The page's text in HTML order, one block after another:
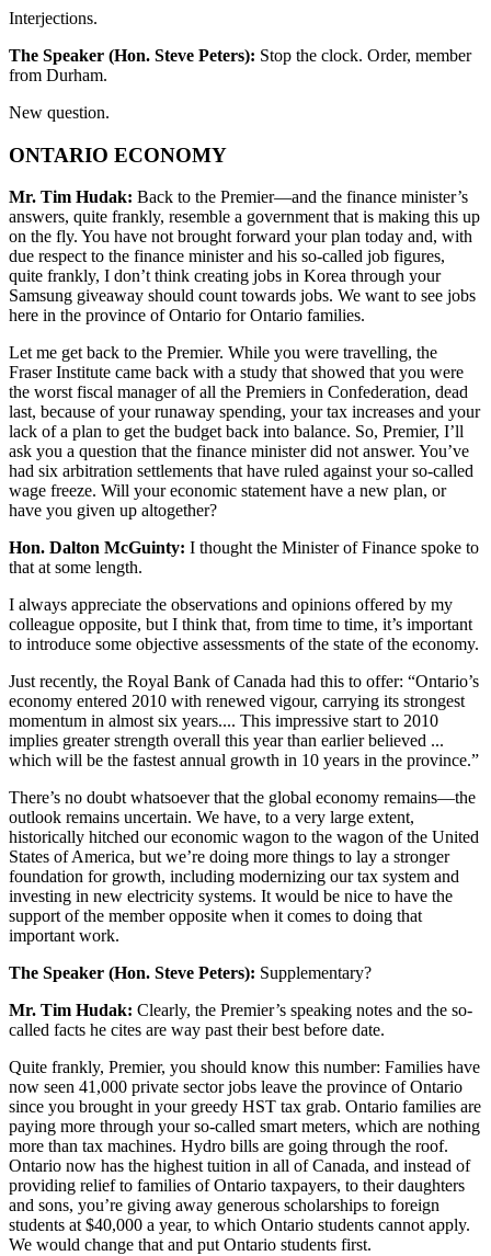
Interjections.
The Speaker (Hon. Steve Peters): Stop the clock. Order, member
from Durham.
New question.
ONTARIO ECONOMY
Mr. Tim Hudak: Back to the Premier—and the finance minister’s
answers, quite frankly, resemble a government that is making this up
on the fly. You have not brought forward your plan today and, with
due respect to the finance minister and his so-called job figures,
quite frankly, I don’t think creating jobs in Korea through your
Samsung giveaway should count towards jobs. We want to see jobs
here in the province of Ontario for Ontario families.
Let me get back to the Premier. While you were travelling, the
Fraser Institute came back with a study that showed that you were
the worst fiscal manager of all the Premiers in Confederation, dead
last, because of your runaway spending, your tax increases and your
lack of a plan to get the budget back into balance. So, Premier, I’ll
ask you a question that the finance minister did not answer. You’ve
had six arbitration settlements that have ruled against your so-called
wage freeze. Will your economic statement have a new plan, or
have you given up altogether?
Hon. Dalton McGuinty: I thought the Minister of Finance spoke to
that at some length.
I always appreciate the observations and opinions offered by my
colleague opposite, but I think that, from time to time, it’s important
to introduce some objective assessments of the state of the economy.
Just recently, the Royal Bank of Canada had this to offer: “Ontario’s
economy entered 2010 with renewed vigour, carrying its strongest
momentum in almost six years.... This impressive start to 2010
implies greater strength overall this year than earlier believed ...
which will be the fastest annual growth in 10 years in the province.”
There’s no doubt whatsoever that the global economy remains—the
outlook remains uncertain. We have, to a very large extent,
historically hitched our economic wagon to the wagon of the United
States of America, but we’re doing more things to lay a stronger
foundation for growth, including modernizing our tax system and
investing in new electricity systems. It would be nice to have the
support of the member opposite when it comes to doing that
important work.
The Speaker (Hon. Steve Peters): Supplementary?
Mr. Tim Hudak: Clearly, the Premier’s speaking notes and the so-
called facts he cites are way past their best before date.
Quite frankly, Premier, you should know this number: Families have
now seen 41,000 private sector jobs leave the province of Ontario
since you brought in your greedy HST tax grab. Ontario families are
paying more through your so-called smart meters, which are nothing
more than tax machines. Hydro bills are going through the roof.
Ontario now has the highest tuition in all of Canada, and instead of
providing relief to families of Ontario taxpayers, to their daughters
and sons, you’re giving away generous scholarships to foreign
students at $40,000 a year, to which Ontario students cannot apply.
We would change that and put Ontario students first.